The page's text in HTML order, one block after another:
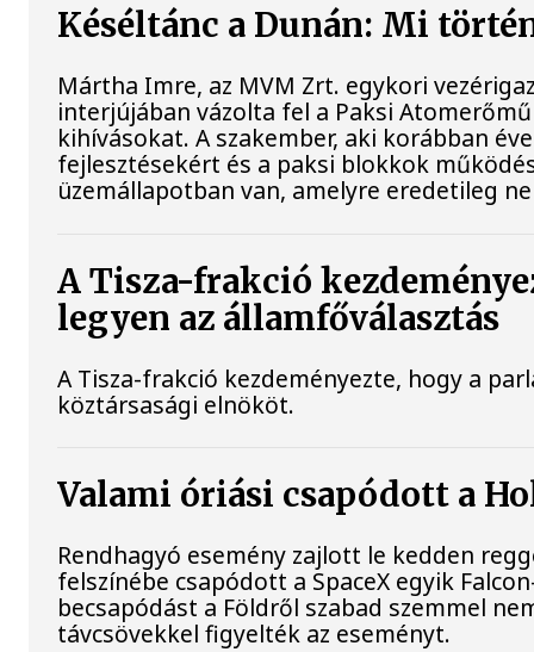
Késéltánc a Dunán: Mi
Mártha Imre, az MVM Zrt. egykori
interjújában vázolta fel a Paksi
kihívásokat. A szakember, aki korábban
fejlesztésekért és a paksi blokkok
üzemállapotban van, amelyre eredetileg
A Tisza-frakció
legyen az államfőválasztás
A Tisza-frakció kezdeményezte, hogy a
köztársasági elnököt.
Valami óriási csapódott a
Rendhagyó esemény zajlott le kedden
felszínébe csapódott a SpaceX egyik
becsapódást a Földről szabad szemmel
távcsövekkel figyelték az eseményt.